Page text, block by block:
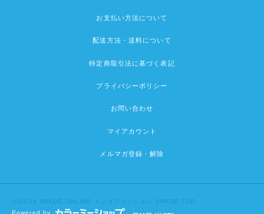
お支払い方法について
配送方法・送料について
特定商取引法に基づく表記
プライバシーポリシー
お問い合わせ
マイアカウント
メルマガ登録・解除
(c)2019 SPADE ONLINE
メンズファッション SPADE TOP
Powered by